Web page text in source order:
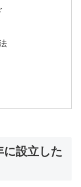
設立した